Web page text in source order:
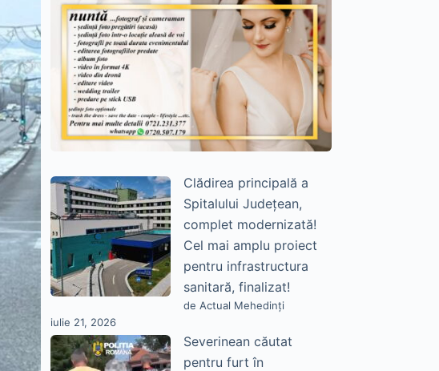
Clădirea principală a
Spitalului Județean,
complet modernizată!
Cel mai amplu proiect
pentru infrastructura
sanitară, finalizat!
de Actual Mehedinți
iulie 21, 2026
Severinean căutat
pentru furt în